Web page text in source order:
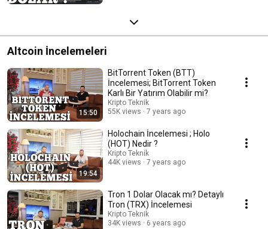
Altcoin İncelemeleri
15:50
BitTorrent Token (BTT)
İncelemesi; BitTorrent Token
Karlı Bir Yatırım Olabilir mi?
Kripto Teknik
55K views
7 years ago
19:54
Holochain İncelemesi ; Holo
(HOT) Nedir ?
Kripto Teknik
44K views
7 years ago
Tron 1 Dolar Olacak mı? Detaylı
Tron (TRX) İncelemesi
Kripto Teknik
34K views
6 years ago